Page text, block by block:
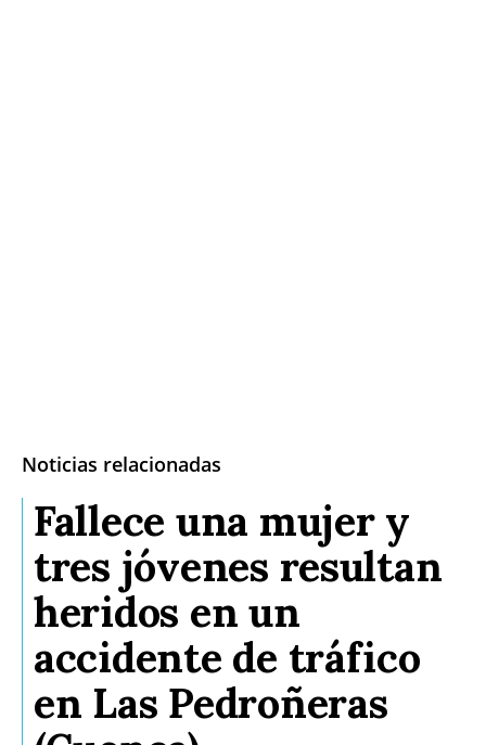
Noticias relacionadas
Fallece una mujer y
tres jóvenes resultan
heridos en un
accidente de tráfico
en Las Pedroñeras